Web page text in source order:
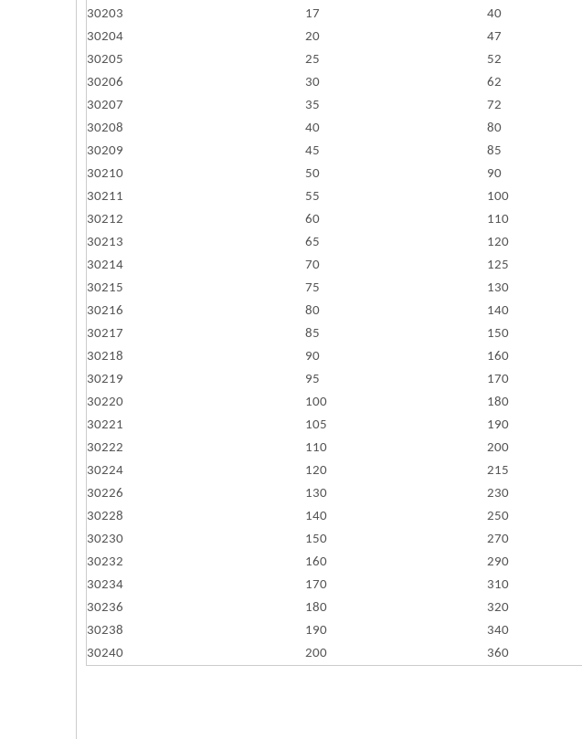
30203
17 40
30204
20 47
30205
25 52
30206
30 62
30207
35 72
30208
40 80
30209
45 85
30210
50 90
30211
55 100
30212
60 110
30213
65 120
30214
70 125
30215
75 130
30216
80 140
30217
85 150
30218
90 160
30219
95 170
30220
100 180
30221
105 190
30222
110 200
30224
120 215
30226
130 230
30228
140 250
30230
150 270
30232
160 290
30234
170 310
30236
180 320
30238
190 340
30240
200 360